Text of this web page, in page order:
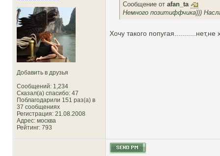
Добавить в друзья
Сообщений: 1,234
Сказал(а) спасибо: 47
Поблагодарили 151 раз(а) в
37 сообщениях
Регистрация: 21.08.2008
Адрес: москва
Рейтинг: 793
Сообщение от afan_ta
Немного позитиффчика)))
Хочу такого попугая...........нет,не